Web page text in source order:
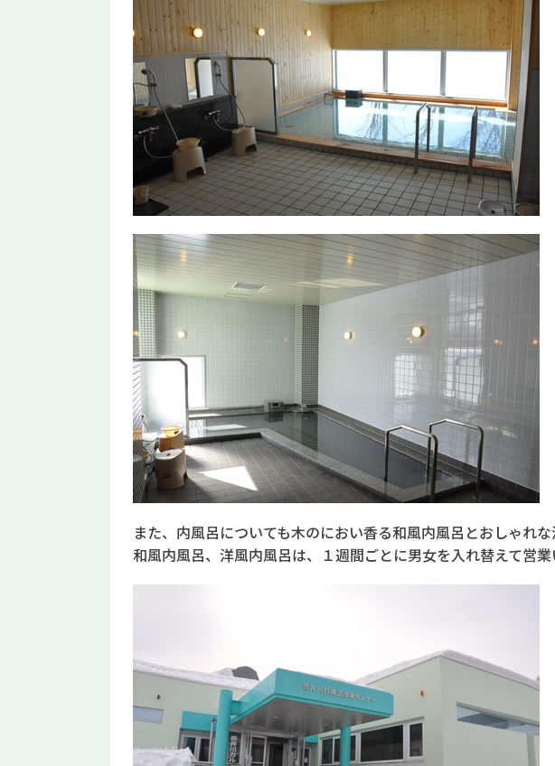
また、内風呂についても木のにおい香る和風内風呂とおしゃれな
和風内風呂、洋風内風呂は、１週間ごとに男女を入れ替えて営